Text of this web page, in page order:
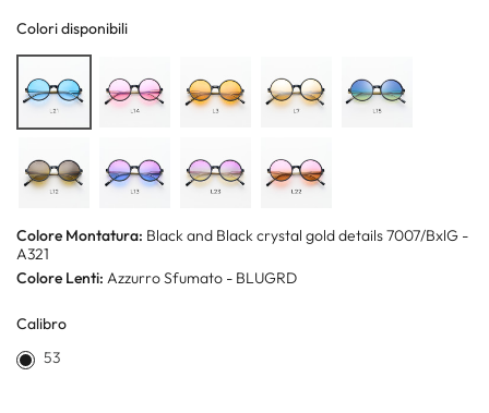
Colori disponibili
Colore Montatura: Black and Black crystal gold details 7007/BxlG -
A321
Colore Lenti: Azzurro Sfumato - BLUGRD
Calibro
53